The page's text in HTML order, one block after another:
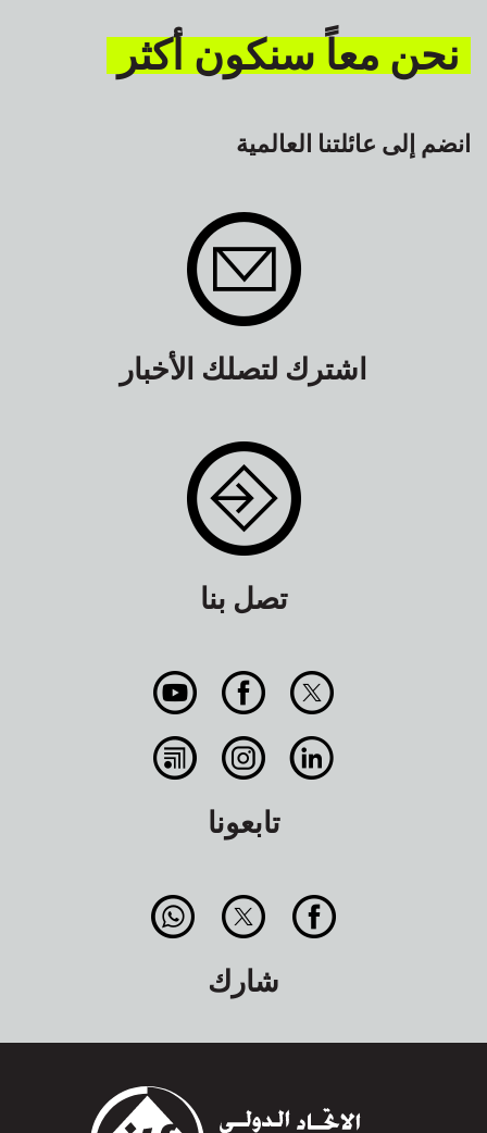
نحن معاً سنكون أكثر
انضم إلى عائلتنا العالمية
اشترك لتصلك الأخبار
تصل بنا
تابعونا
شارك